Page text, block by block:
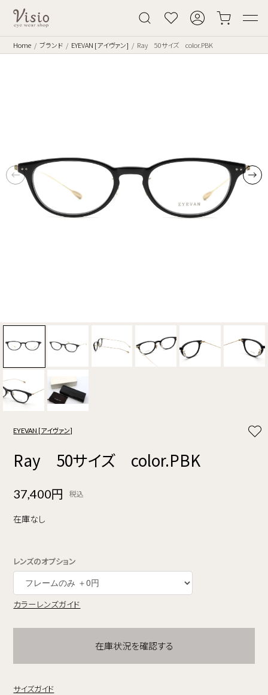
Home ブランド EYEVAN [アイヴァン] Ray 50サイズ color.PBK
EYEVAN [アイヴァン]
Ray 50サイズ color.PBK
37,400円 税込
在庫なし
レンズのオプション
カラーレンズガイド
在庫状況を確認する
サイズガイド